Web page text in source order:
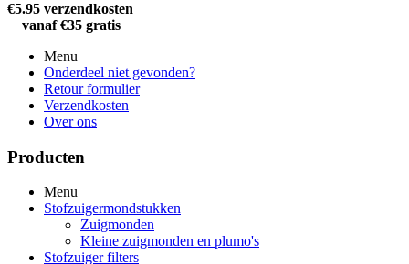
€5.95 verzendkosten
vanaf €35 gratis
Menu
Onderdeel niet gevonden?
Retour formulier
Verzendkosten
Over ons
Producten
Menu
Stofzuigermondstukken
Zuigmonden
Kleine zuigmonden en plumo's
Stofzuiger filters